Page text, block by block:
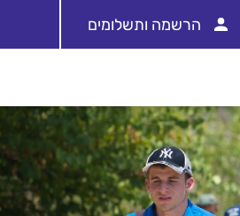
הרשמה ותשלומים